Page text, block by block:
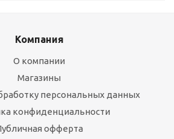
Компания
О компании
Магазины
персональных данных
конфиденциальности
офферта